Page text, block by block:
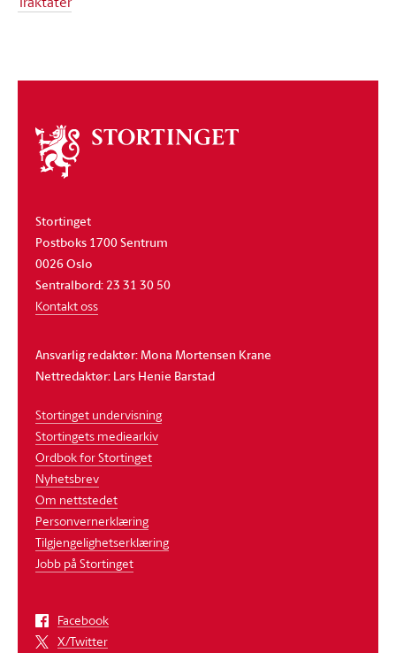
Om
stortinget
Stortinget
Postboks 1700 Sentrum
0026 Oslo
Sentralbord: 23 31 30 50
Kontakt oss
Ansvarlig redaktør: Mona Mortensen Krane
Nettredaktør: Lars Henie Barstad
Stortinget undervisning
Stortingets mediearkiv
Ordbok for Stortinget
Nyhetsbrev
Om nettstedet
Personvernerklæring
Tilgjengelighetserklæring
Jobb på Stortinget
Facebook
X/Twitter